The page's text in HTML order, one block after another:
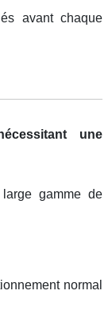
avant chaque
une
gamme de
normal